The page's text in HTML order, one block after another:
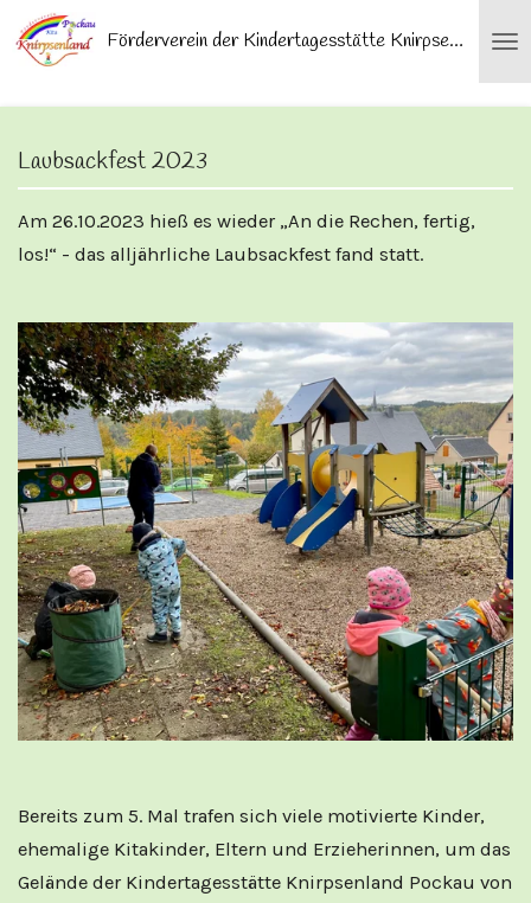
Zum
Hauptinhalt
Förderverein der Kindertagesstätte Knirpsenland Pockau e.V.
Laubsackfest 2023
Am 26.10.2023 hieß es wieder „An die Rechen, fertig,
los!“ - das alljährliche Laubsackfest fand statt.
Bereits zum 5. Mal trafen sich viele motivierte Kinder,
ehemalige Kitakinder, Eltern und Erzieherinnen, um das
Gelände der Kindertagesstätte Knirpsenland Pockau von